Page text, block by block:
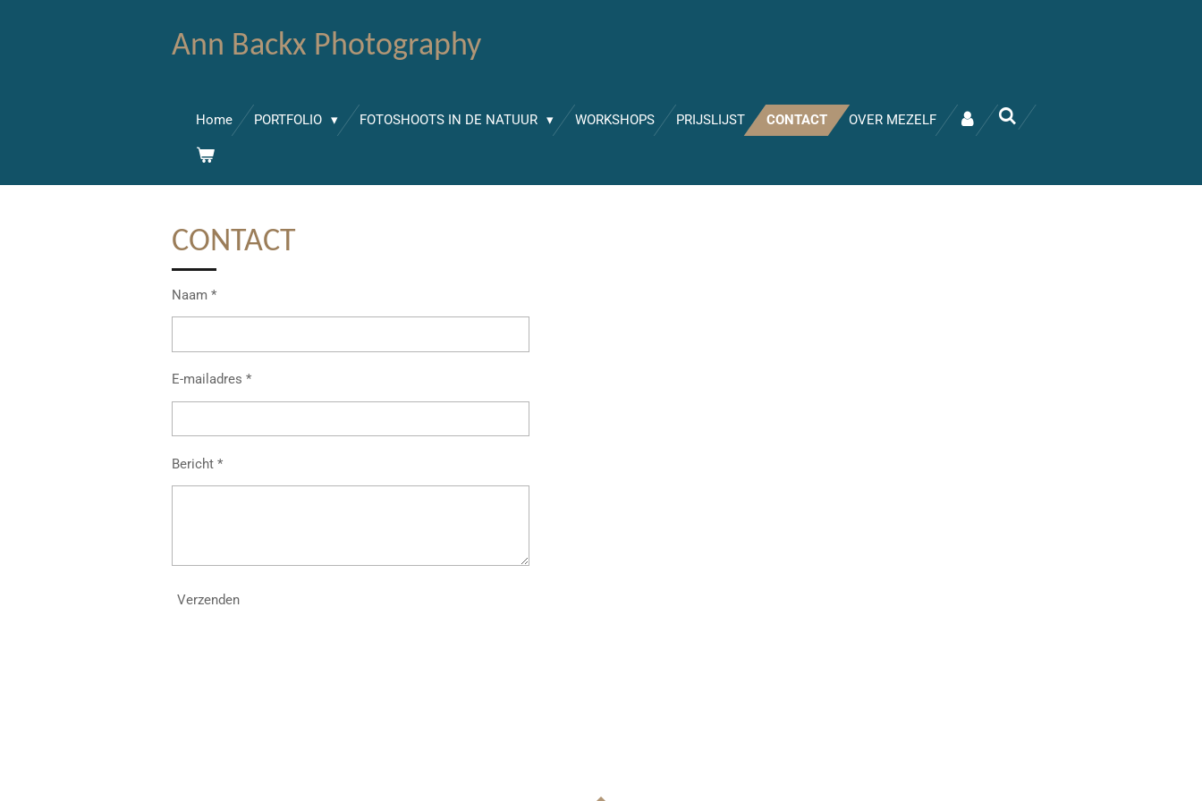
Ann Backx Photography
Home PORTFOLIO FOTOSHOOTS IN DE NATUUR WORKSHOPS PRIJSLIJST CONTACT OVER MEZELF
CONTACT
Naam *
E-mailadres *
Bericht *
Verzenden